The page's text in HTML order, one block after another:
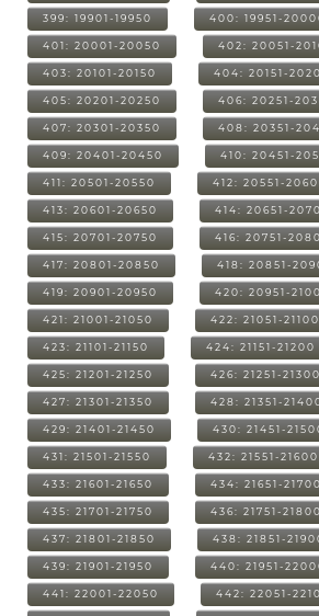
399: 19901-19950 400: 19951-
401: 20001-20050 402: 20051-
403: 20101-20150 404: 20151-
405: 20201-20250 406: 20251-
407: 20301-20350 408: 20351-
409: 20401-20450 410: 20451-
411: 20501-20550 412: 20551-
413: 20601-20650 414: 20651-
415: 20701-20750 416: 20751-
417: 20801-20850 418: 20851-
419: 20901-20950 420: 20951-
421: 21001-21050 422: 21051-21100
423: 21101-21150 424: 21151-21200
425: 21201-21250 426: 21251-21300
427: 21301-21350 428: 21351-
429: 21401-21450 430: 21451-
431: 21501-21550 432: 21551-21600
433: 21601-21650 434: 21651-21700
435: 21701-21750 436: 21751-21800
437: 21801-21850 438: 21851-
439: 21901-21950 440: 21951-
441: 22001-22050 442: 22051-